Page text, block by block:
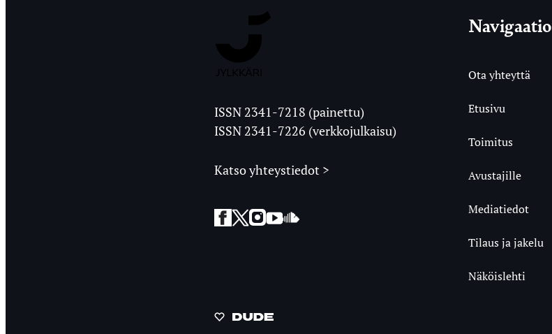
Ylioppilaslehti
ISSN 2341-7218 (painettu)
ISSN 2341-7226 (verkkojulkaisu)
Katso yhteystiedot >
Facebook
Twitter
Instagram
YouTubeSoundCloud
Navigaatio
Ota yhteyttä
Etusivu
Toimitus
Avustajille
Mediatiedot
Tilaus ja jakelu
Näköislehti